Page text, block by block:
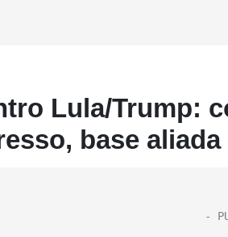
Lula/Trump:
base